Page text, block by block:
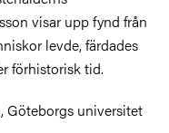
visar upp fynd från
levde, färdades
förhistorisk tid.
Göteborgs universitet